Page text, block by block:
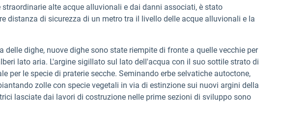
alte acque alluvionali e dai danni associati, è stato
distanza di sicurezza di un metro tra il livello delle acque alluvionali e la
delle dighe, nuove dighe sono state riempite di fronte a quelle vecchie per
lato aria. L'argine sigillato sul lato dell'acqua con il suo sottile strato di
per le specie di praterie secche. Seminando erbe selvatiche autoctone,
zolle con specie vegetali in via di estinzione sui nuovi argini della
lasciate dai lavori di costruzione nelle prime sezioni di sviluppo sono